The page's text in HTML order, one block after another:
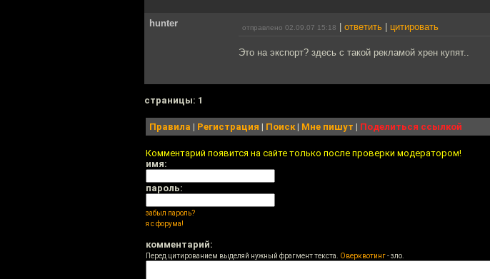
hunter отправлено 02.09.07 15:18 ответить цитировать
Это на экспорт? здесь с такой рекламой хрен купят..
cтраницы: 1
Правила | Регистрация | Поиск| Мне пишут | Поделиться ссылкой
Комментарий появится на сайте только после проверки модератором!
имя:
пароль:
забыл пароль?
я с форума!
комментарий:
Перед цитированием выделяй нужный фрагмент текста. Оверквотинг- зло.